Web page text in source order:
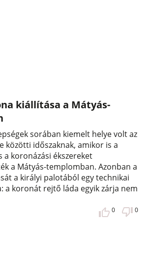
kiállítása a Mátyás-
sorában kiemelt helye volt az
közötti időszaknak, amikor is a
a koronázási ékszereket
a Mátyás-templomban. Azonban a
a királyi palotából egy technikai
a koronát rejtő láda egyik zárja nem
0 0